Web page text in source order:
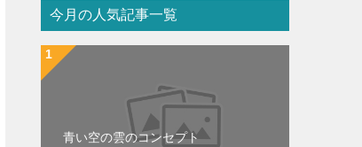
今月の人気記事一覧
青い空の雲のコンセプト